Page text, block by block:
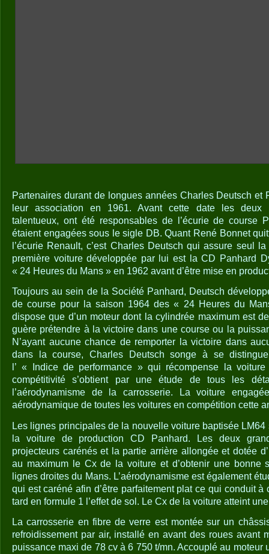
Partenaires durant de longues années Charles Deutsch et
leur association en 1961. Avant cette date les deux
talentueux, ont été responsables de l’écurie de course
étaient engagées sous le sigle DB. Quant René Bonnet
l’écurie Renault, c’est Charles Deutsch qui assure seul
première voiture développée par lui est la CD Panhard
« 24 Heures du Mans » en 1962 avant d’être mise en
Toujours au sein de la Société Panhard, Deutsch
de course pour la saison 1964 des « 24 Heures du
dispose que d’un moteur dont la cylindrée maximum est
guère prétendre à la victoire dans une course ou la
N’ayant aucune chance de remporter la victoire dans
dans la course, Charles Deutsch songe à se
l’ « Indice de performance » qui récompense la
compétitivité s’obtient par une étude de tous les
l’aérodynamisme de la carrosserie. La voiture
aérodynamique de toutes les voitures en compétition cette
Les lignes principales de la nouvelle voiture baptisée
la voiture de production CD Panhard. Les deux
projecteurs carénés et la partie arrière allongée et dotée
au maximum le Cx de la voiture et d’obtenir une bonne
lignes droites du Mans. L’aérodynamisme est également
qui est caréné afin d’être parfaitement plat ce qui conduit à
tard en formule 1 l’effet de sol. Le Cx de la voiture atteint
La carrosserie en fibre de verre est montée sur un
refroidissement par air, installé en avant des roues avant
puissance maxi de 78 cv à 6 750 t/mn. Accouplé au moteur